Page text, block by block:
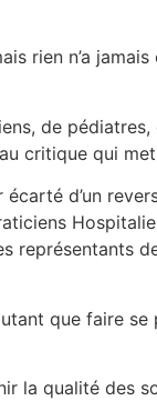
rien n’a
de
critique qui
d’un
représentants
que faire
la qualité des